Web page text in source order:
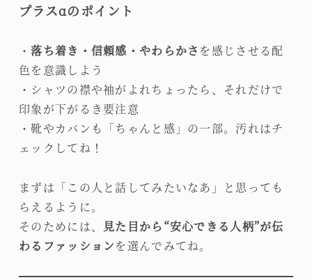
プラスαのポイント
・落ち着き・信頼感・やわらかさ を感じさせる配
色を意識しよう
・シャツの襟や袖がよれちょったら、それだけで
印象が下がるき要注意
・靴やカバンも「ちゃんと感」の一部。汚れはチ
ェックしてね！
まずは「この人と話してみたいなあ」と思っても
らえるように。
そのためには、
見た目から“安心できる人柄”が伝
わるファッションを選んでみてね。